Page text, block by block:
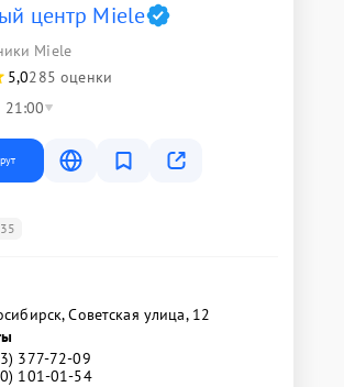
центр Miele
Miele
5,0285 оценки
21:00
Советская улица, 12
377-72-09
101-01-54